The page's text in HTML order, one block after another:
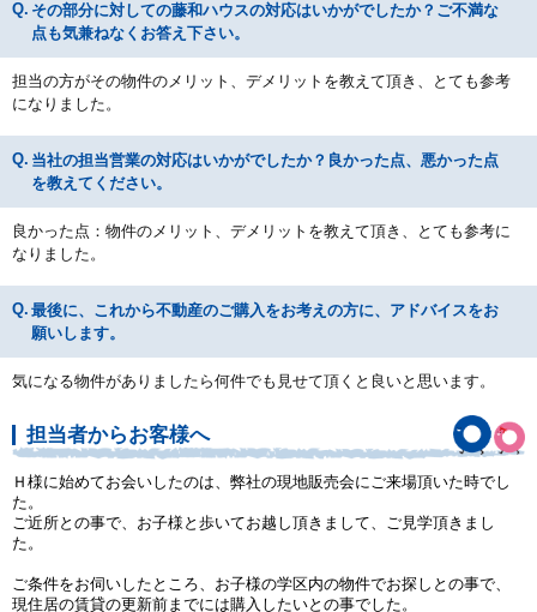
その部分に対しての藤和ハウスの対応はいかがでしたか？ご不満な
点も気兼ねなくお答え下さい。
担当の方がその物件のメリット、デメリットを教えて頂き、とても参考
になりました。
当社の担当営業の対応はいかがでしたか？良かった点、悪かった点
を教えてください。
良かった点：物件のメリット、デメリットを教えて頂き、とても参考に
なりました。
最後に、これから不動産のご購入をお考えの方に、アドバイスをお
願いします。
気になる物件がありましたら何件でも見せて頂くと良いと思います。
担当者からお客様へ
Ｈ様に始めてお会いしたのは、弊社の現地販売会にご来場頂いた時でし
た。
ご近所との事で、お子様と歩いてお越し頂きまして、ご見学頂きまし
た。
ご条件をお伺いしたところ、お子様の学区内の物件でお探しとの事で、
現住居の賃貸の更新前までには購入したいとの事でした。